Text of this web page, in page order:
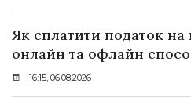
Як сплатити податок
онлайн та офлайн
16:15, 06.08.2026